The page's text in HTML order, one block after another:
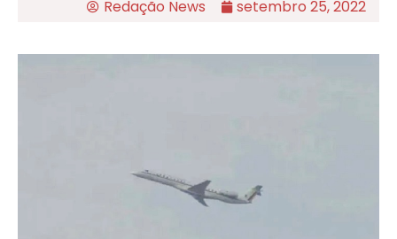
Redação News setembro 25, 2022